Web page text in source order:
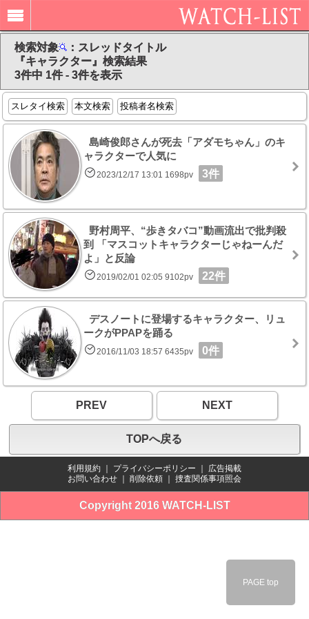
検索対象
：スレッドタイトル
『キャラクター』検索結果
3件中 1件 - 3件を表示
スレタイ検索 本文検索 投稿者名検索
島崎俊郎さんが死去「アダモちゃん」のキ
ャラクターで人気に
2023/12/17 13:01 1698pv 3件
野村周平、“歩きタバコ”動画流出で批判殺
到 「マスコットキャラクターじゃねーんだ
よ」と反論
2019/02/01 02:05 9102pv 22件
デスノートに登場するキャラクター、リュ
ークがPPAPを踊る
2016/11/03 18:57 6435pv 0件
PREV NEXT
TOPへ戻る
利用規約 プライバシーポリシー
広告掲載
お問い合わせ
削除依頼 捜査関係事項照会
Copyright 2016 WATCH-LIST
PAGE top